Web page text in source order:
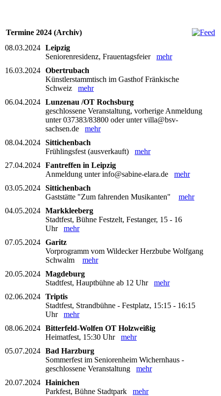
Termine 2024 (Archiv)
08.03.2024 Leipzig
Seniorenresidenz, Frauentagsfeier mehr
16.03.2024 Obertrubach
Künstlerstammtisch im Gasthof Fränkische
Schweiz mehr
06.04.2024 Lunzenau /OT Rochsburg
geschlossene Veranstaltung, vorherige Anmeldung
unter 037383/83800 oder unter villa@bsv-
sachsen.de mehr
08.04.2024 Sittichenbach
Frühlingsfest (ausverkauft) mehr
27.04.2024 Fantreffen in Leipzig
Anmeldung unter info@sabine-elara.de mehr
03.05.2024 Sittichenbach
Gaststätte "Zum fahrenden Musikanten" mehr
04.05.2024 Markkleeberg
Stadtfest, Bühne Festzelt, Festanger, 15 - 16
Uhr mehr
07.05.2024 Garitz
Vorprogramm vom Wildecker Herzbube Wolfgang
Schwalm mehr
20.05.2024 Magdeburg
Stadtfest, Hauptbühne ab 12 Uhr mehr
02.06.2024 Triptis
Stadtfest, Strandbühne - Festplatz, 15:15 - 16:15
Uhr mehr
08.06.2024 Bitterfeld-Wolfen OT Holzweißig
Heimatfest, 15:30 Uhr mehr
05.07.2024 Bad Harzburg
Sommerfest im Seniorenheim Wichernhaus -
geschlossene Veranstaltung mehr
20.07.2024 Hainichen
Parkfest, Bühne Stadtpark mehr